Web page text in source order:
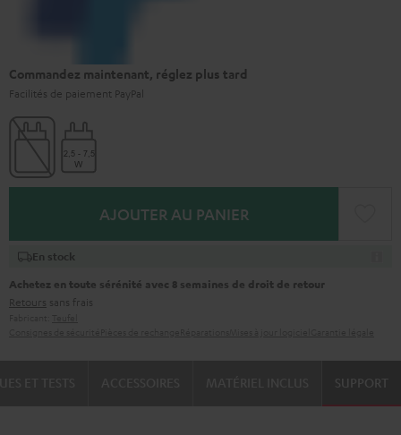
Commandez maintenant, réglez plus tard
Facilités de paiement PayPal
AJOUTER AU PANIER
En stock
Achetez en toute sérénité avec 8 semaines de droit de retour
Retours sans frais
SUPPORT